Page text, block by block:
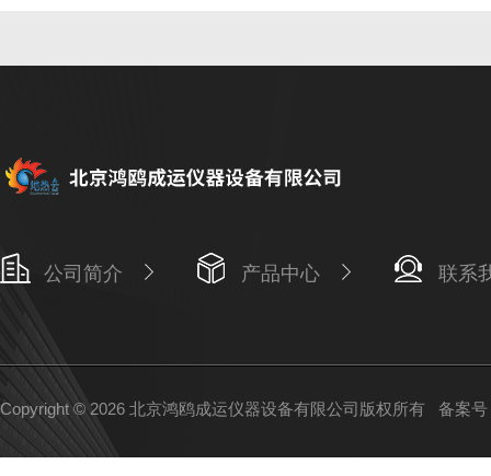
公司简介 产品中心 联系
Copyright © 2026 北京鸿鸥成运仪器设备有限公司版权所有 备案号